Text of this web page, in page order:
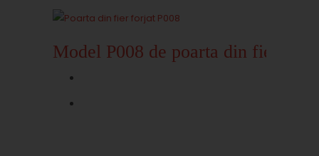
Model P008 de poarta din fier